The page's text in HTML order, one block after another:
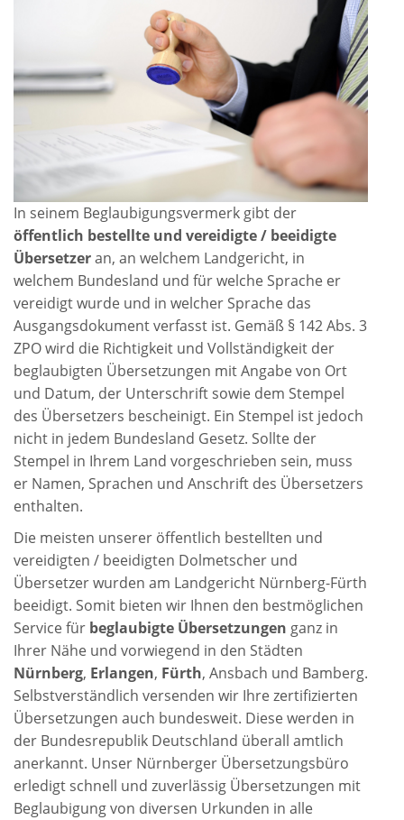
In seinem Beglaubigungsvermerk gibt der
öffentlich bestellte und vereidigte / beeidigte
Übersetzeran, an welchem Landgericht, in
welchem Bundesland und für welche Sprache er
vereidigt wurde und in welcher Sprache das
Ausgangsdokument verfasst ist. Gemäß § 142 Abs. 3
ZPO wird die Richtigkeit und Vollständigkeit der
beglaubigten Übersetzungen mit Angabe von Ort
und Datum, der Unterschrift sowie dem Stempel
des Übersetzers bescheinigt. Ein Stempel ist jedoch
nicht in jedem Bundesland Gesetz. Sollte der
Stempel in Ihrem Land vorgeschrieben sein, muss
er Namen, Sprachen und Anschrift des Übersetzers
enthalten.
Die meisten unserer öffentlich bestellten und
vereidigten / beeidigten Dolmetscher und
Übersetzer wurden am Landgericht Nürnberg-Fürth
beeidigt. Somit bieten wir Ihnen den bestmöglichen
Service für beglaubigte Übersetzungen ganz in
Ihrer Nähe und vorwiegend in den Städten
Nürnberg, Erlangen, Fürth, Ansbach und Bamberg.
Selbstverständlich versenden wir Ihre zertifizierten
Übersetzungen auch bundesweit. Diese werden in
der Bundesrepublik Deutschland überall amtlich
anerkannt. Unser Nürnberger Übersetzungsbüro
erledigt schnell und zuverlässig Übersetzungen mit
Beglaubigung von diversen Urkunden in alle